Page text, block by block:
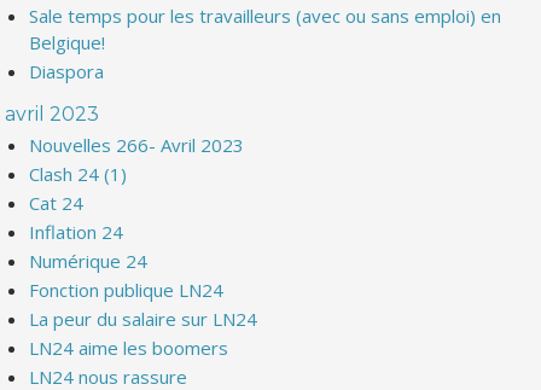
Sale temps pour les travailleurs (avec ou sans emploi) en
Belgique!
Diaspora
avril 2023
Nouvelles 266- Avril 2023
Clash 24 (1)
Cat 24
Inflation 24
Numérique 24
Fonction publique LN24
La peur du salaire sur LN24
LN24 aime les boomers
LN24 nous rassure